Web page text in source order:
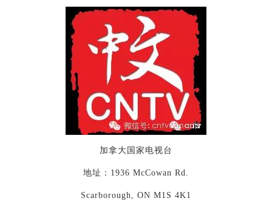
加拿大国家电视台
地址：1936 McCowan Rd.
Scarborough, ON M1S 4K1